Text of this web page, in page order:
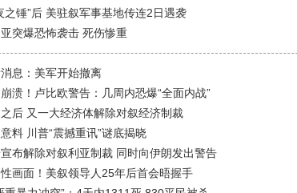
之锤”后 美驻叙军事基地传连2日遇袭
突爆恐怖袭击 死伤惨重
息：美军开始撤离
溃！卢比欧警告：几周内恐爆“全面内战”
后 又一大经济体解除对叙经济制裁
料 川普“震撼重讯”谜底揭晓
宣布解除对叙利亚制裁 同时向伊朗发出警告
画面！美叙领导人25年后首会晤握手